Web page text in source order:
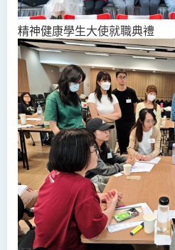
精神健康學生大使就職典禮